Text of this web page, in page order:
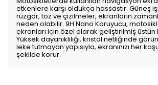
etkenlere karşı oldukça hassastır. Güneş
rüzgar, toz ve çizilmeler, ekranların
neden olabilir. 9H Nano Koruyucu,
ekranları için özel olarak geliştirilmiş
Yüksek dayanıklılığı, kristal netliğinde
leke tutmayan yapısıyla, ekranınızı her
şekilde korur.